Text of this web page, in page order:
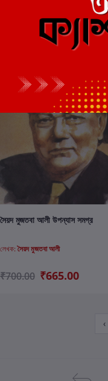
₹10,235.00
কার্টে যোগ করুন
সৈয়দ মুজতবা আলী উপন্যাস সমগ্র
লেখক:সৈয়দ মুজতবা আলী
₹700.00 ₹665.00
‹